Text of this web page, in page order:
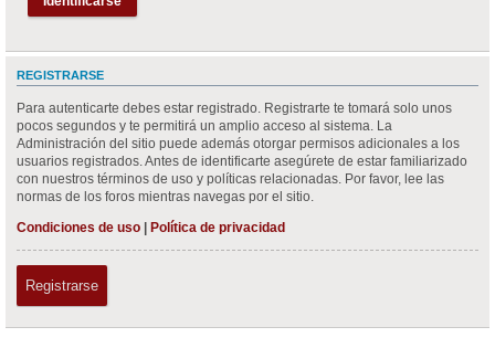
REGISTRARSE
Para autenticarte debes estar registrado. Registrarte te tomará solo unos
pocos segundos y te permitirá un amplio acceso al sistema. La
Administración del sitio puede además otorgar permisos adicionales a los
usuarios registrados. Antes de identificarte asegúrete de estar familiarizado
con nuestros términos de uso y políticas relacionadas. Por favor, lee las
normas de los foros mientras navegas por el sitio.
Condiciones de uso
Política de privacidad
Registrarse